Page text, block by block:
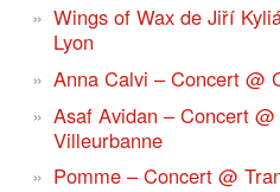
Wings of Wax de Jiří
Lyon
Anna Calvi – Concert @
Asaf Avidan – Concert
Villeurbanne
Pomme – Concert @